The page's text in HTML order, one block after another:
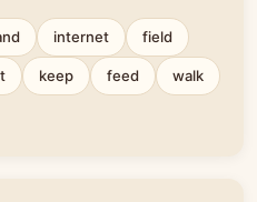
internet field
keep feed walk